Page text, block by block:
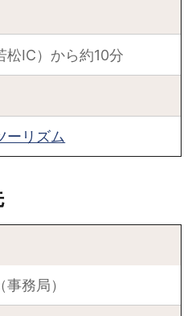
松IC）から約10分
ーリズム
務局）